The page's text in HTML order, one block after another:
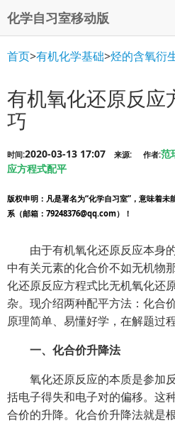
化学自习室移动版
首页>有机化学基础>烃的含氧衍
有机氧化还原反应
巧
时间:2020-03-13 17:07 来源: 作者:范
应方程式配平
版权申明 ：凡是署名为“化学自习室”，意味着
系（邮箱：79248376@qq.com）！
由于有机氧化还原反应本身
中有关元素的化合价不如无机物
化还原反应方程式比无机氧化还
杂。现介绍两种配平方法：化合
原理简单、易懂好学，在解题过
一、化合价升降法
氧化还原反应的本质是参加
括电子得失和电子对的偏移。这
合价的升降。化合价升降法就是